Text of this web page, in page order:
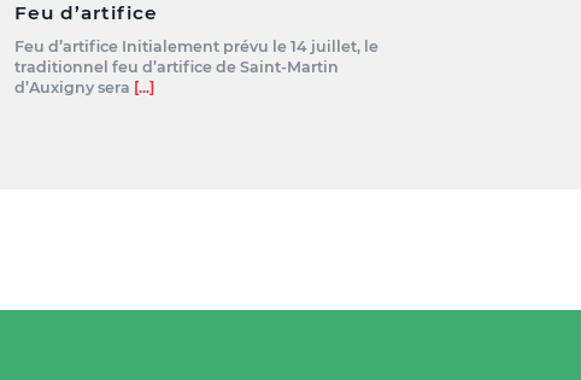
Feu d’artifice
Feu d’artifice Initialement prévu le 14 juillet, le
traditionnel feu d’artifice de Saint-Martin
d’Auxigny sera [...]